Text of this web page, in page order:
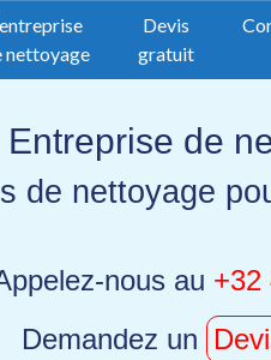
nettoyage
Devis
gratuit
Entreprise de
de nettoyage
nous au +32
Demandez un